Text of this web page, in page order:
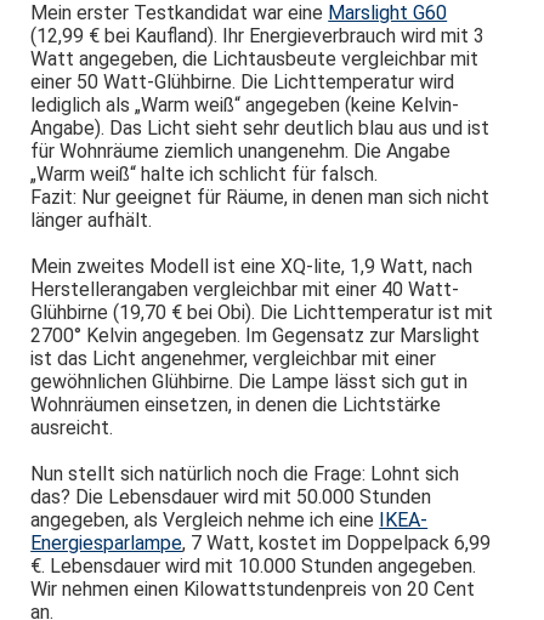
Mein erster Testkandidat war eine Marslight G60
(12,99 € bei Kaufland). Ihr Energieverbrauch wird mit 3
Watt angegeben, die Lichtausbeute vergleichbar mit
einer 50 Watt-Glühbirne. Die Lichttemperatur wird
lediglich als „Warm weiß“ angegeben (keine Kelvin-
Angabe). Das Licht sieht sehr deutlich blau aus und ist
für Wohnräume ziemlich unangenehm. Die Angabe
„Warm weiß“ halte ich schlicht für falsch.
Fazit: Nur geeignet für Räume, in denen man sich nicht
länger aufhält.
Mein zweites Modell ist eine XQ-lite, 1,9 Watt, nach
Herstellerangaben vergleichbar mit einer 40 Watt-
Glühbirne (19,70 € bei Obi). Die Lichttemperatur ist mit
2700° Kelvin angegeben. Im Gegensatz zur Marslight
ist das Licht angenehmer, vergleichbar mit einer
gewöhnlichen Glühbirne. Die Lampe lässt sich gut in
Wohnräumen einsetzen, in denen die Lichtstärke
ausreicht.
Nun stellt sich natürlich noch die Frage: Lohnt sich
das? Die Lebensdauer wird mit 50.000 Stunden
angegeben, als Vergleich nehme ich eine IKEA-
Energiesparlampe, 7 Watt, kostet im Doppelpack 6,99
€. Lebensdauer wird mit 10.000 Stunden angegeben.
Wir nehmen einen Kilowattstundenpreis von 20 Cent
an.